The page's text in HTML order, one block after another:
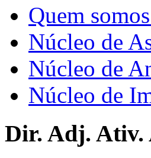
Quem
Núcleo de
Núcleo de
Núcleo de
Dir. Adj.